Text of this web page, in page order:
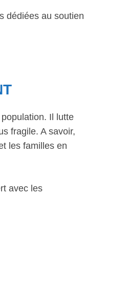
dédiées au soutien
Il lutte
fragile. A savoir,
les familles en
avec les